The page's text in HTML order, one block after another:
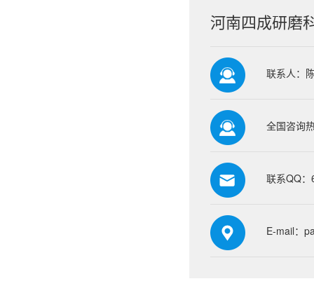
河南四成研磨
联系人：
全国咨询
联系QQ
E-mail：